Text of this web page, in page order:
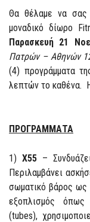
Θα θέλαμε να σας
μοναδικό δίωρο
Παρασκευή 21
Πατρών – Αθηνών
(4) προγράμματα
λεπτών το καθένα.
ΠΡΟΓΡΑΜΜΑΤΑ
1) Χ55–
Περιλαμβάνει
σωματικό βάρος ως
εξοπλισμός όπως
(tubes),